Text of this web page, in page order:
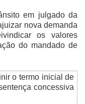
em julgado da
nova demanda
os valores
do mandado de
o termo inicial de
concessiva